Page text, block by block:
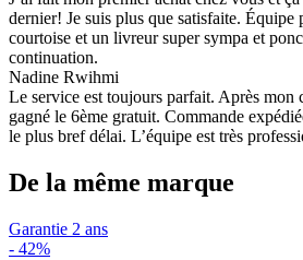
dernier! Je suis plus que satisfaite. Équipe
courtoise et un livreur super sympa et
continuation.
Nadine Rwihmi
Le service est toujours parfait. Après mon
gagné le 6ème gratuit. Commande
le plus bref délai. L’équipe est très
De la même marque
Garantie 2 ans
- 42%